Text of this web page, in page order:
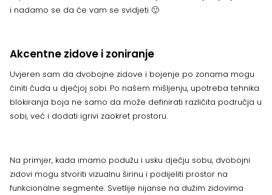
i nadamo se da će vam se svidjeti 🙂
Akcentne zidove i zoniranje
Uvjeren sam da dvobojne zidove i bojenje po zonama mogu
činiti čuda u dječjoj sobi. Po našem mišljenju, upotreba tehnika
blokiranja boja ne samo da može definirati različita područja u
sobi, već i dodati igrivi zaokret prostoru.
Na primjer, kada imamo podužu i usku dječju sobu, dvobojni
zidovi mogu stvoriti vizualnu širinu i podijeliti prostor na
funkcionalne segmente. Svetlije nijanse na dužim zidovima